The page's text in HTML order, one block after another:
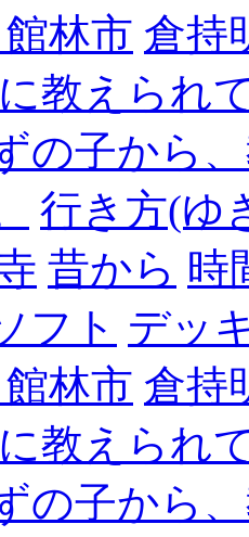
林市 倉持
教えられ
の子から
行き方(ゆ
昔から 時
フト デッ
林市 倉持
教えられ
の子から